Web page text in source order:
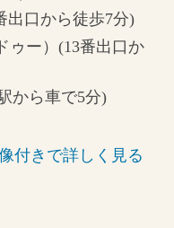
出口から徒歩7分)
ゥー）(13番出口か
から車で5分)
付きで詳しく見る